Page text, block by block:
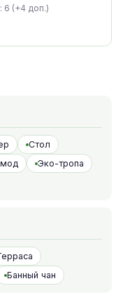
6 (+4 доп.)
Стол
Эко-тропа
Банный чан